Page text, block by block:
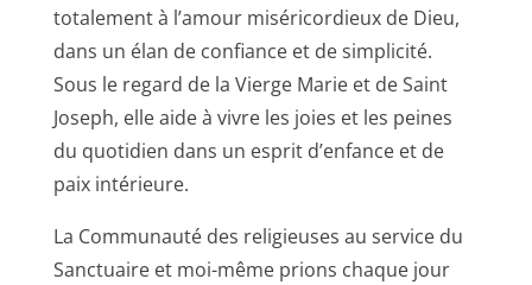
totalement à l’amour miséricordieux de Dieu,
dans un élan de confiance et de simplicité.
Sous le regard de la Vierge Marie et de Saint
Joseph, elle aide à vivre les joies et les peines
du quotidien dans un esprit d’enfance et de
paix intérieure.
La Communauté des religieuses au service du
Sanctuaire et moi-même prions chaque jour